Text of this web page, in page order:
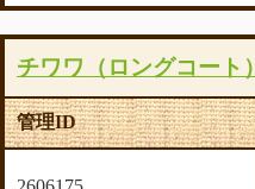
チワワ（ロングコート）
管理ID